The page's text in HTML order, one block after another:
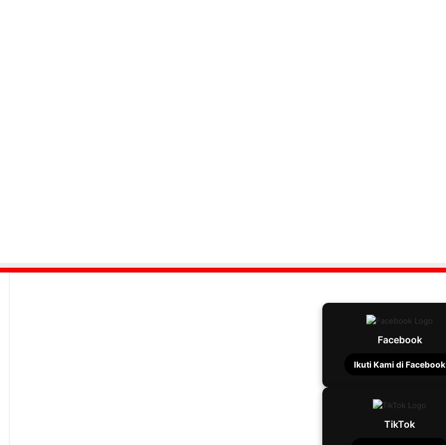
Facebook
Ikuti Kami di Facebook
TikTok